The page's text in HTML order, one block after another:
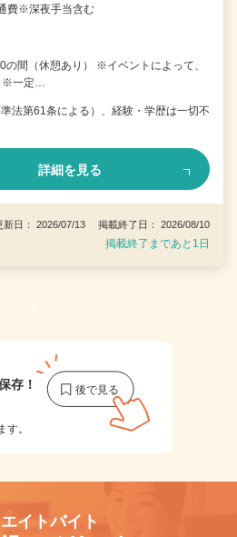
費※深夜手当含む
の間（休憩あり） ※イベントによって、
※一定…
法第61条による）、経験・学歴は一切不
詳細を見る
新日： 2026/07/13 掲載終了日： 2026/08/10
掲載終了まであと1日
1
存！
。
イトバイト